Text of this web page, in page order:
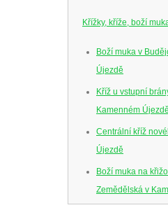
Křížky, kříže, boží
Boží muka v
Újezdě
Kříž u vstupní
Kamenném Újezdě
Centrální kříž
Újezdě
Boží muka na
Zemědělská v